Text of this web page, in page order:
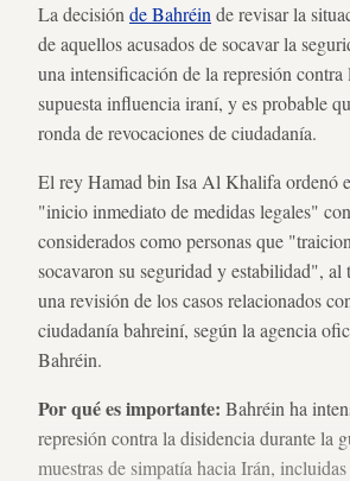
La decisión de Bahréin de revisar la
de aquellos acusados de socavar la
una intensificación de la represión
supuesta influencia iraní, y es probable
ronda de revocaciones de ciudadanía.
El rey Hamad bin Isa Al Khalifa ordenó
"inicio inmediato de medidas legales"
considerados como personas que
socavaron su seguridad y estabilidad",
una revisión de los casos relacionados
ciudadanía bahreiní, según la agencia
Bahréin.
Por qué es importante: Bahréin ha
represión contra la disidencia durante la
muestras de simpatía hacia Irán,